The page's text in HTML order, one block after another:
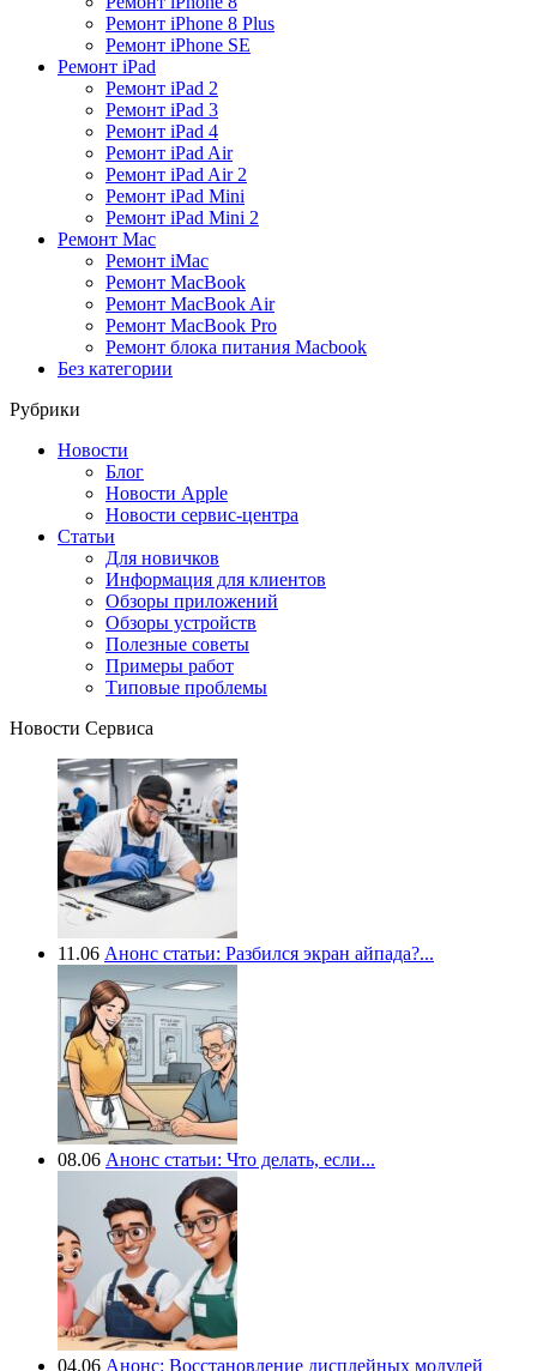
Ремонт iPhone 8 Plus
Ремонт iPhone SE
Ремонт iPad
Ремонт iPad 2
Ремонт iPad 3
Ремонт iPad 4
Ремонт iPad Air
Ремонт iPad Air 2
Ремонт iPad Mini
Ремонт iPad Mini 2
Ремонт Mac
Ремонт iMac
Ремонт MacBook
Ремонт MacBook Air
Ремонт MacBook Pro
Ремонт блока питания Macbook
Без категории
Рубрики
Новости
Блог
Новости Apple
Новости сервис-центра
Статьи
Для новичков
Информация для клиентов
Обзоры приложений
Обзоры устройств
Полезные советы
Примеры работ
Типовые проблемы
Новости Сервиса
11.06 Анонс статьи: Разбился экран айпада?...
08.06 Анонс статьи: Что делать, если...
04.06 Анонс: Восстановление дисплейных модулей